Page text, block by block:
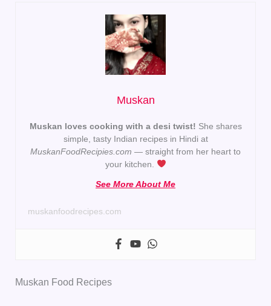
Muskan
Muskan loves cooking with a desi twist! She shares
simple, tasty Indian recipes in Hindi at
MuskanFoodRecipies.com — straight from her heart to
your kitchen.
See More About Me
muskanfoodrecipes.com
Muskan Food Recipes